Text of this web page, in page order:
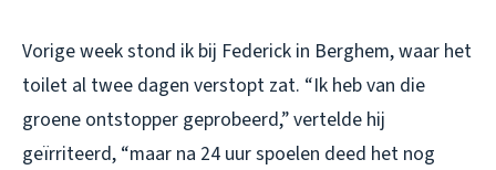
Vorige week stond ik bij Federick in Berghem, waar het
toilet al twee dagen verstopt zat. “Ik heb van die
groene ontstopper geprobeerd,” vertelde hij
geïrriteerd, “maar na 24 uur spoelen deed het nog